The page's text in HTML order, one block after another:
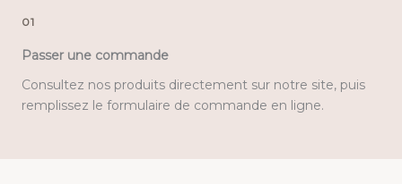
01
Passer une commande
Consultez nos produits directement sur notre site, puis
remplissez le formulaire de commande en ligne.